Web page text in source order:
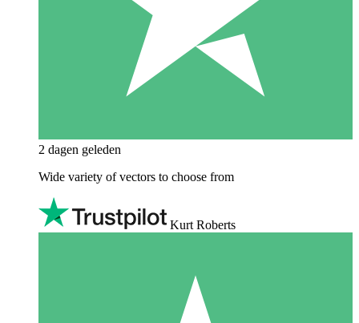
2 dagen geleden
Wide variety of vectors to choose from
Kurt Roberts